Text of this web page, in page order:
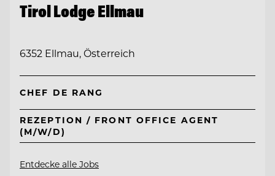
Tirol Lodge Ellmau
6352 Ellmau, Österreich
CHEF DE RANG
REZEPTION / FRONT OFFICE AGENT
(M/W/D)
Entdecke alle Jobs